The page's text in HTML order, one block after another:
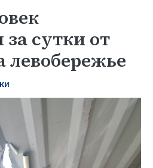
сутки от
левобережье